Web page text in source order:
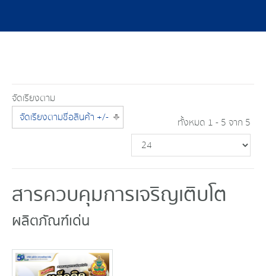
จัดเรียงตาม
จัดเรียงตามชื่อสินค้า +/-
ทั้งหมด 1 - 5 จาก 5
สารควบคุมการเจริญเติบโต
ผลิตภัณฑ์เด่น